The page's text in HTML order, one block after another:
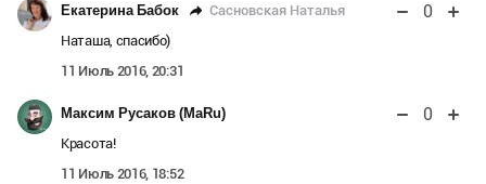
Екатерина Бабок Сасновская Наталья 0
Наташа, спасибо)
11 Июль 2016, 20:31
Максим Русаков (MaRu) 0
Красота!
11 Июль 2016, 18:52